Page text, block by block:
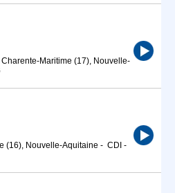
Maritime (17), Nouvelle-
(16), Nouvelle-Aquitaine - CDI -